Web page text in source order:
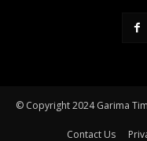
© Copyright 2024 Garima
Contact Us